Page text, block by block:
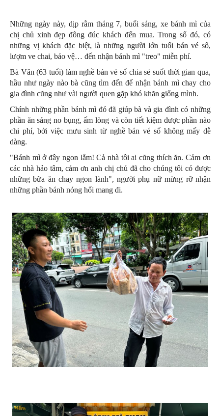
Những ngày này, dịp rằm tháng 7, buổi sáng, xe bánh mì của
chị chủ xinh đẹp đông đúc khách đến mua. Trong số đó, có
những vị khách đặc biệt, là những người lớn tuổi bán vé số,
lượm ve chai, bảo vệ… đến nhận bánh mì "treo" miễn phí.
Bà Vân (63 tuổi) làm nghề bán vé số chia sẻ suốt thời gian qua,
hầu như ngày nào bà cũng tìm đến để nhận bánh mì chay cho
gia đình cũng như vài người quen gặp khó khăn giống mình.
Chính những phần bánh mì đó đã giúp bà và gia đình có những
phần ăn sáng no bụng, ấm lòng và còn tiết kiệm được phần nào
chi phí, bởi việc mưu sinh từ nghề bán vé số không mấy dễ
dàng.
"Bánh mì ở đây ngon lắm! Cả nhà tôi ai cũng thích ăn. Cảm ơn
các nhà hảo tâm, cảm ơn anh chị chủ đã cho chúng tôi có được
những bữa ăn chay ngon lành", người phụ nữ mừng rỡ nhận
những phần bánh nóng hổi mang đi.